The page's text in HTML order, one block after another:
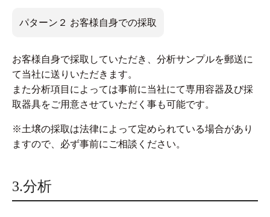
パターン２ お客様自身での採取
お客様自身で採取していただき、分析サンプルを郵送に
て当社に送りいただきます。
また分析項目によっては事前に当社にて専用容器及び採
取器具をご用意させていただく事も可能です。
※土壌の採取は法律によって定められている場合があり
ますので、必ず事前にご相談ください。
3.分析